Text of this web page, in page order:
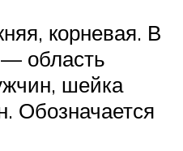
корневая. В
область
шейка
Обозначается